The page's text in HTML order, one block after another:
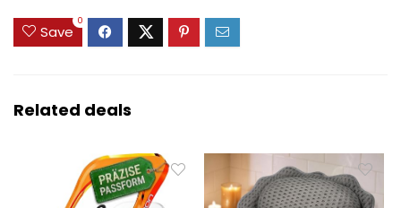
Save
0
Related deals